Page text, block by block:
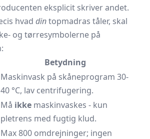
eksplicit skriver andet.
hvad dintopmadras tåler, skal
og tørresymbolerne på
Betydning
Maskinvask på skåneprogram 30-
40 °C, lav centrifugering.
Må ikke maskinvaskes - kun
pletrens med fugtig klud.
Max 800 omdrejninger; ingen